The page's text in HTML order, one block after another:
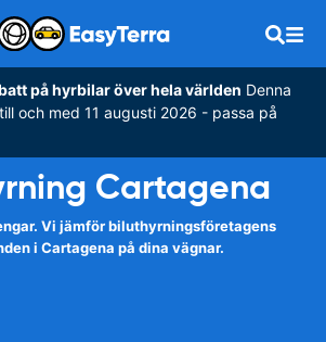
på hyrbilar över hela världen Denna
och med 11 augusti 2026 - passa på
Cartagena
Vi jämför biluthyrningsföretagens
i Cartagena på dina vägnar.